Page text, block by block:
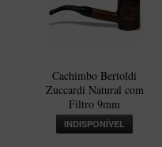
Churchwarden
Jateado
Luiggi
Montana
Cachimbo Bertoldi
Zuccardi Natural com
Filtro 9mm
INDISPONÍVEL